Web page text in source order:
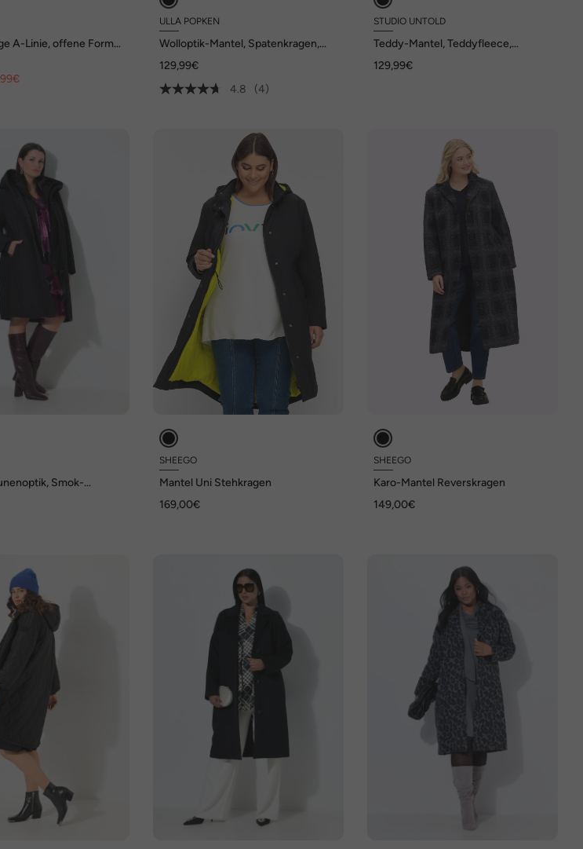
A-Linie, offene Form,
ULLA POPKEN
Wolloptik-Mantel, Spatenkragen,
129,99€
4.8
(4)
STUDIO UNTOLD
Teddy-Mantel, Teddyfleece,
129,99€
Smok-
SHEEGO
Mantel Uni Stehkragen
169,00€
SHEEGO
Karo-Mantel Reverskragen
149,00€